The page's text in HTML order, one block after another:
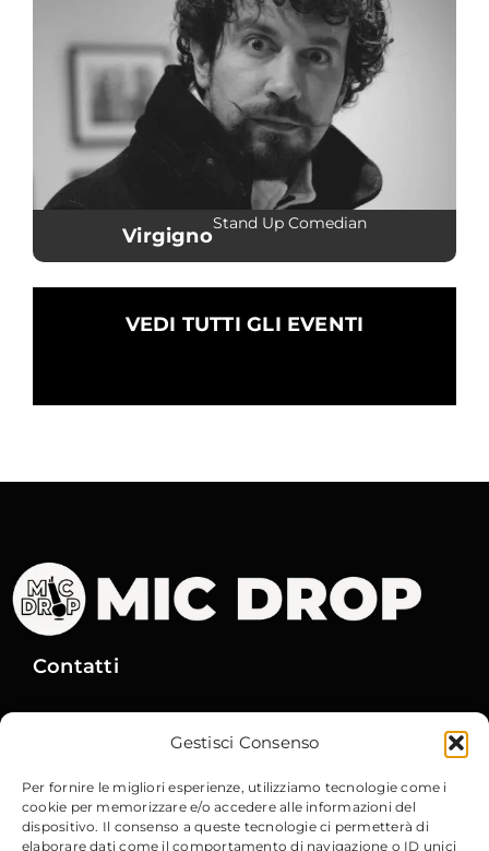
Gestisci Consenso
Per fornire le migliori esperienze, utilizziamo tecnologie come i
cookie per memorizzare e/o accedere alle informazioni del
dispositivo. Il consenso a queste tecnologie ci permetterà di
elaborare dati come il comportamento di navigazione o ID unici
Virgigno
Stand Up Comedian
VEDI TUTTI GLI EVENTI
Contatti